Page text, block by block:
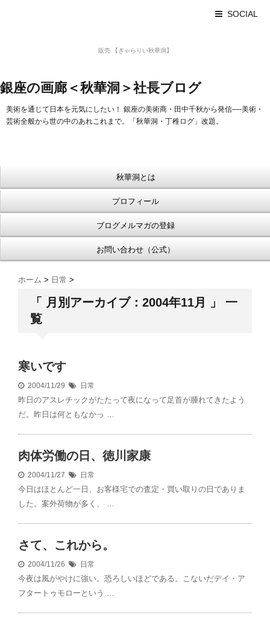
SOCIAL
販売 【ぎゃらりい秋華洞】
銀座の画廊＜秋華洞＞社長ブログ
美術を通じて日本を元気にしたい！ 銀座の美術商・田中千秋から発信—-美術・
芸術全般から世の中のあれこれまで。「秋華洞・丁稚ログ」改題。
秋華洞とは
プロフィール
ブログメルマガの登録
お問い合わせ（公式）
ホーム > 日常 >
「 月別アーカイブ：2004年11月 」 一
覧
寒いです
2004/11/29 日常
昨日のアスレチックがたたって夜になって足首が腫れてきたよう
だ。昨日は何ともなかっ …
肉体労働の日、徳川家康
2004/11/27 日常
今日はほとんど一日、お客様宅での査定・買い取りの日でありま
した。案外荷物が多く、 …
さて、これから。
2004/11/26 日常
今夜は風がやけに強い。恐ろしいほどである。こないだデイ・ア
フタートゥモローという …